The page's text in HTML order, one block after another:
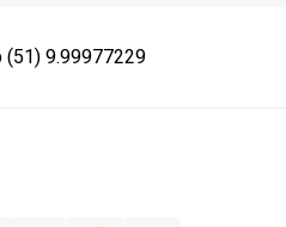
(51) 9.99977229